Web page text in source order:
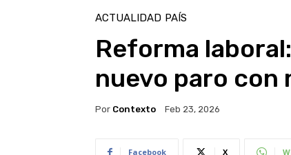
ACTUALIDAD PAÍS
Reforma
nuevo paro con
Por Contexto Feb 23, 2026
Facebook X